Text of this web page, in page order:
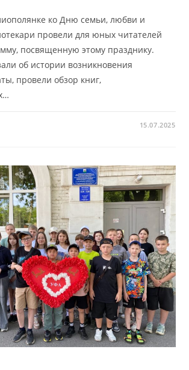
ко Дню семьи, любви и
провели для юных читателей
посвященную этому празднику.
об истории возникновения
провели обзор книг,
15.07.2025